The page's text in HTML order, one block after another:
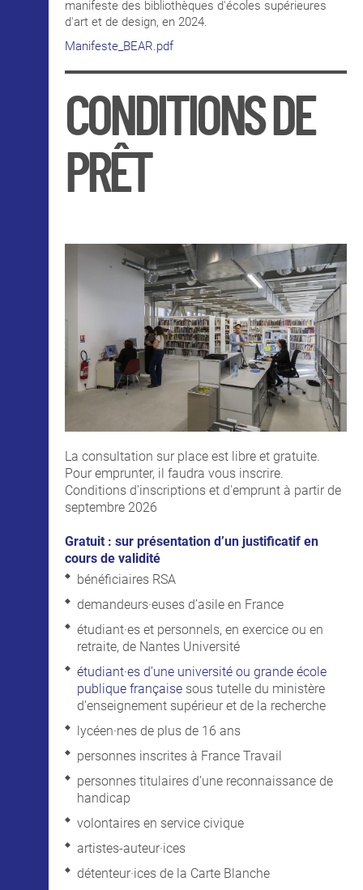
manifeste des bibliothèques d'écoles supérieures
d'art et de design, en 2024.
Manifeste_BEAR.pdf
CONDITIONS DE
PRÊT
La consultation sur place est libre et gratuite.
Pour emprunter, il faudra vous inscrire.
Conditions d'inscriptions et d'emprunt à partir de
septembre 2026
Gratuit : sur présentation d’un justificatif en
cours de validité
bénéficiaires RSA
demandeurs·euses d’asile en France
étudiant·es et personnels, en exercice ou en
retraite, de Nantes Université
étudiant·es d’une université ou grande école
publique française sous tutelle du ministère
d’enseignement supérieur et de la recherche
lycéen·nes de plus de 16 ans
personnes inscrites à France Travail
personnes titulaires d’une reconnaissance de
handicap
volontaires en service civique
artistes-auteur·ices
détenteur·ices de la Carte Blanche